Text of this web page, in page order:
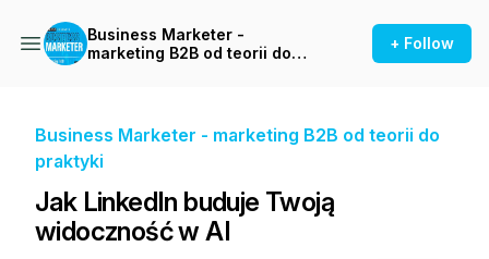
Business Marketer -
marketing B2B od teorii do
+ Follow
Business Marketer - marketing B2B od teorii do
praktyki
Jak LinkedIn buduje Twoją
widoczność w AI